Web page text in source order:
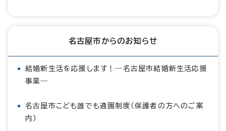
名古屋市からのお知らせ
結婚新生活を応援します！―名古屋市結婚新生活応援
事業―
名古屋市こども誰でも通園制度（保護者の方へのご案
内）